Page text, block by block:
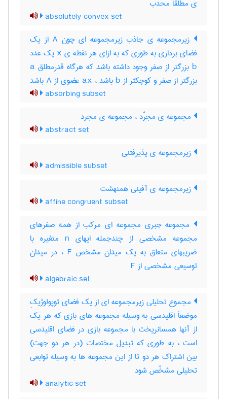
ی مطلقا محدب
absolutely convex set
زیرمجموعه ی جاذب زیرمجموعه ای چون A از یک
فضای برداری به طوری که به ازای هر نقطه ی x یک عدد
b بزرگتر از صفر وجود داشته باشد که هرگاه قدرمطلق a
بزرگتر از صفر و کوچکتر از b باشد ، ax عضوی از A باشد
absorbing subset
مجموعه ی مجرّد ، مجموعه ی مجرد
abstract set
زیرمجموعه ی پذیرفتنی
admissible subset
زیرمجموعه ی آفینی همنهشت
affine congruent subset
مجموعه جبری مجموعه ای مرکب از همه صفرهای
مجموعه مشخصی از چندجمله ایهای n متغیره با
ضریبهای متعلق به یک میدان مشخص F ، در میدان
توسیعی مشخصی از F
algebraic set
مجموع تحلیلی زیرمجموعه ای از یک فضای توپولوژیکِ
موضعاَ اقلیدسی به وسیله مجموعه های بازی که هر یک
از آنها همسانریخت با مجموعه بازی در فضای اقلیدسی
است ، به طوری که تبدیل مختصات (در هر دو جهت)
بین اشتراک هر دو تا از این مجموعه ها به وسیله توابعی
تحلیلی مشخّص شود
analytic set